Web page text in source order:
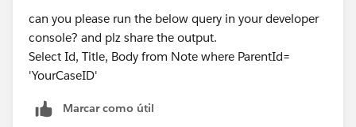
can you please run the below query in your developer
console? and plz share the output.
Select Id, Title, Body from Note where ParentId=
'YourCaseID'
Marcar como útil